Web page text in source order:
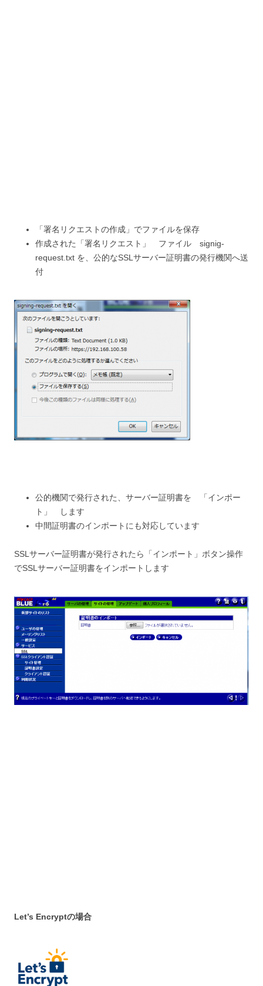
「署名リクエストの作成」でファイルを保存
作成された「署名リクエスト」 ファイル signig-
request.txt を、公的なSSLサーバー証明書の発行機関へ送
付
公的機関で発行された、サーバー証明書を 「インポー
ト」 します
中間証明書のインポートにも対応しています
SSLサーバー証明書が発行されたら「インポート」ボタン操作
でSSLサーバー証明書をインポートします
Let’s Encryptの場合